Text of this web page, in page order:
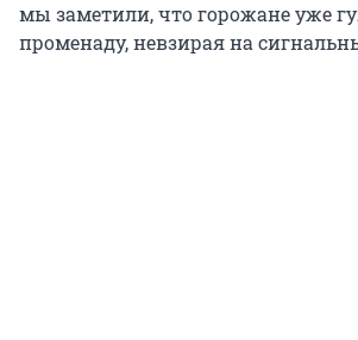
мы заметили, что горожане уже
променаду, невзирая на